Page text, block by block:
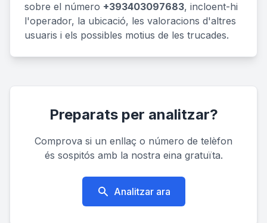
sobre el número +393403097683, incloent-hi
l'operador, la ubicació, les valoracions d'altres
usuaris i els possibles motius de les trucades.
Preparats per analitzar?
Comprova si un enllaç o número de telèfon
és sospitós amb la nostra eina gratuïta.
Analitzar ara